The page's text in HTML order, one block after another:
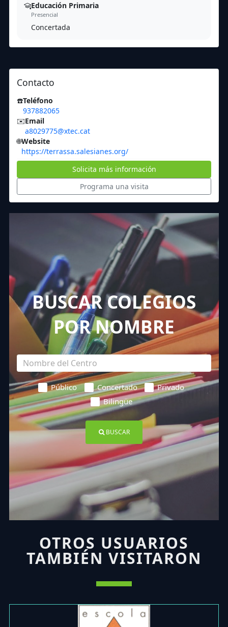
Educación Primaria
Presencial
Concertada
Contacto
☎️Teléfono
937882065
✉️Email
a8029775@xtec.cat
🌐Website
https://terrassa.salesianes.org/
Solicita más información
Programa una visita
BUSCAR COLEGIOS
POR NOMBRE
Público Concertado
Privado
Bilingüe
BUSCAR
OTROS USUARIOS
TAMBIÉN VISITARON